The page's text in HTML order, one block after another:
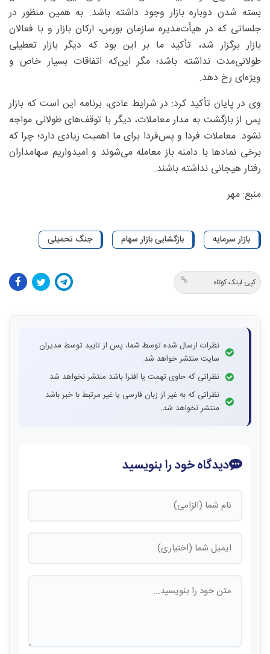
بسته شدن دوباره بازار وجود داشته باشد. به همین منظور در
جلساتی که در هیأت‌مدیره سازمان بورس، ارکان بازار و با فعالان
بازار برگزار شد، تأکید ما بر این بود که دیگر بازار تعطیلی
طولانی‌مدت نداشته باشد؛ مگر این‌که اتفاقات بسیار خاص و
ویژه‌ای رخ دهد.
وی در پایان تأکید کرد: در شرایط عادی، برنامه این است که بازار
پس از بازگشت به مدار معاملات، دیگر با توقف‌های طولانی مواجه
نشود. معاملات فردا و پس‌فردا برای ما اهمیت زیادی دارد؛ چرا که
برخی نمادها با دامنه باز معامله می‌شوند و امیدواریم سهامداران
رفتار هیجانی نداشته باشند.
منبع: مهر
بازار سرمایه بازگشایی بازار سهام جنگ تحمیلی
کپی لینک کوتاه
نظرات ارسال شده توسط شما، پس از تایید توسط مدیران
سایت منتشر خواهد شد.
نظراتی که حاوی تهمت یا افترا باشد منتشر نخواهد شد.
نظراتی که به غیر از زبان فارسی یا غیر مرتبط با خبر باشد
منتشر نخواهد شد.
دیدگاه خود را بنویسید